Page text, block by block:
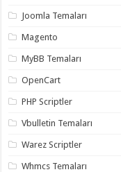
Joomla Temaları
Magento
MyBB Temaları
OpenCart
PHP Scriptler
Vbulletin Temaları
Warez Scriptler
Whmcs Temaları